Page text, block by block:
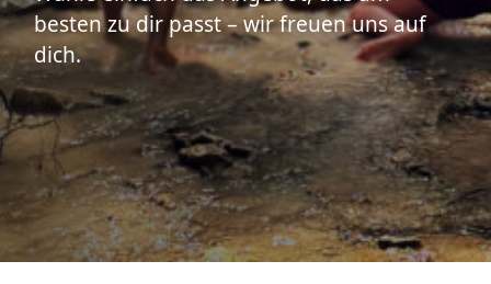
besten zu dir passt – wir freuen uns auf
dich.